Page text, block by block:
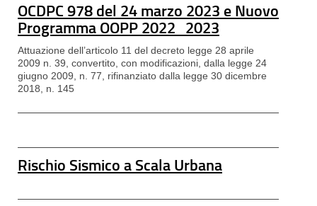
OCDPC 978 del 24 marzo 2023 e Nuovo
Programma OOPP 2022_2023
Attuazione dell’articolo 11 del decreto legge 28 aprile
2009 n. 39, convertito, con modificazioni, dalla legge 24
giugno 2009, n. 77, rifinanziato dalla legge 30 dicembre
2018, n. 145
Rischio Sismico a Scala Urbana